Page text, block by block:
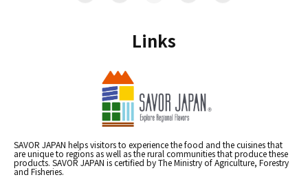
Links
SAVOR JAPAN helps visitors to experience the food and the cuisines that
are unique to regions as well as the rural communities that produce these
products. SAVOR JAPAN is certified by The Ministry of Agriculture, Forestry
and Fisheries.